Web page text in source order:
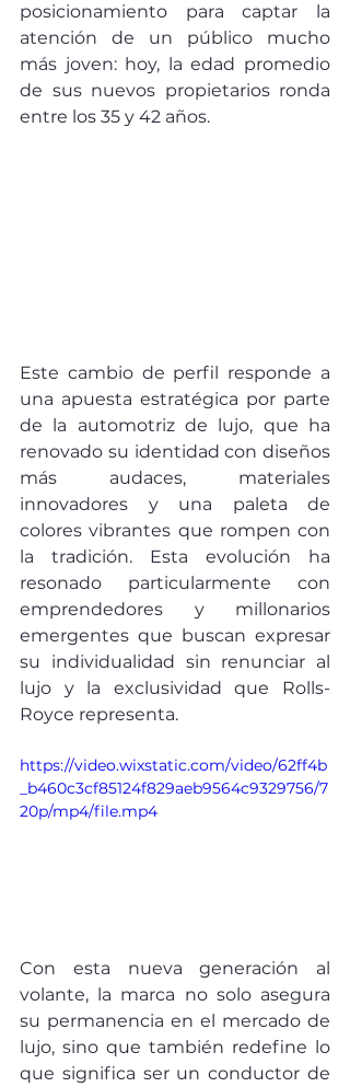
posicionamiento para captar la
atención de un público mucho
más joven: hoy, la edad promedio
de sus nuevos propietarios ronda
entre los 35 y 42 años.
Este cambio de perfil responde a
una apuesta estratégica por parte
de la automotriz de lujo, que ha
renovado su identidad con diseños
más audaces, materiales
innovadores y una paleta de
colores vibrantes que rompen con
la tradición. Esta evolución ha
resonado particularmente con
emprendedores y millonarios
emergentes que buscan expresar
su individualidad sin renunciar al
lujo y la exclusividad que Rolls-
Royce representa.
https://video.wixstatic.com/video/62ff4b
_b460c3cf85124f829aeb9564c9329756/7
20p/mp4/file.mp4
Con esta nueva generación al
volante, la marca no solo asegura
su permanencia en el mercado de
lujo, sino que también redefine lo
que significa ser un conductor de